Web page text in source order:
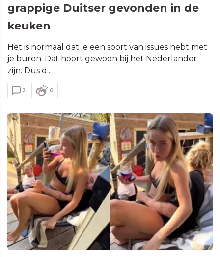
grappige Duitser gevonden in de
keuken
Het is normaal dat je een soort van issues hebt met
je buren. Dat hoort gewoon bij het Nederlander
zijn. Dus d...
2 0